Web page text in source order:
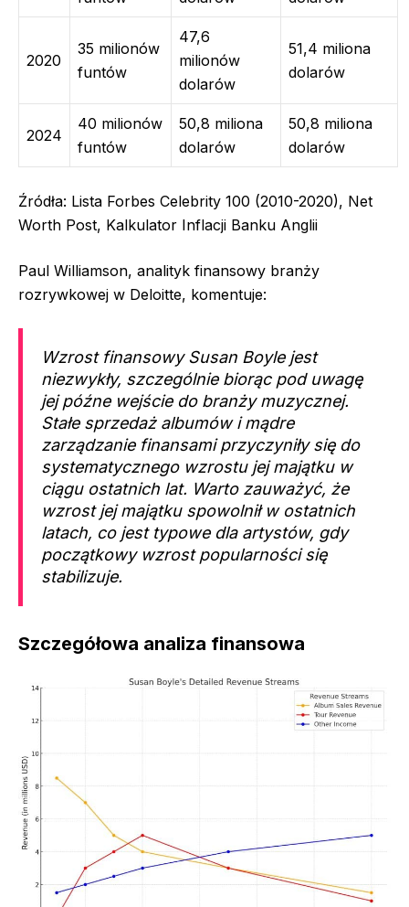
2020
35 milionów
funtów
47,6
milionów
dolarów
51,4 miliona
dolarów
2024
40 milionów
funtów
50,8 miliona
dolarów
50,8 miliona
dolarów
Źródła: Lista Forbes Celebrity 100 (2010-2020), Net
Worth Post, Kalkulator Inflacji Banku Anglii
Paul Williamson, analityk finansowy branży
rozrywkowej w Deloitte, komentuje:
Wzrost finansowy Susan Boyle jest
niezwykły, szczególnie biorąc pod uwagę
jej późne wejście do branży muzycznej.
Stałe sprzedaż albumów i mądre
zarządzanie finansami przyczyniły się do
systematycznego wzrostu jej majątku w
ciągu ostatnich lat. Warto zauważyć, że
wzrost jej majątku spowolnił w ostatnich
latach, co jest typowe dla artystów, gdy
początkowy wzrost popularności się
stabilizuje.
Szczegółowa analiza finansowa